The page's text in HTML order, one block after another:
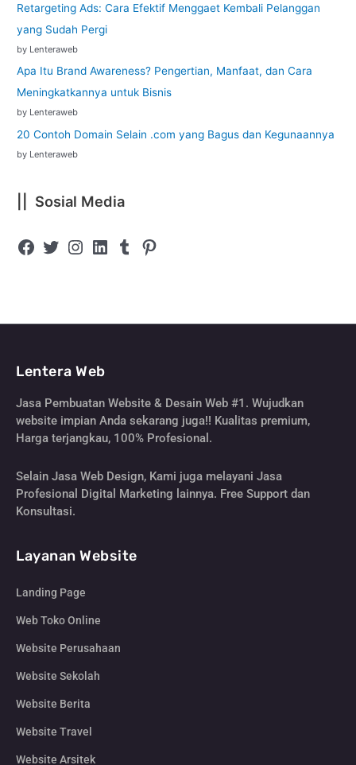
Retargeting Ads: Cara Efektif Menggaet Kembali Pelanggan
yang Sudah Pergi
by Lenteraweb
Apa Itu Brand Awareness? Pengertian, Manfaat, dan Cara
Meningkatkannya untuk Bisnis
by Lenteraweb
20 Contoh Domain Selain .com yang Bagus dan Kegunaannya
by Lenteraweb
|| Sosial Media
Lentera Web
Jasa Pembuatan Website & Desain Web #1. Wujudkan
website impian Anda sekarang juga!! Kualitas premium,
Harga terjangkau, 100% Profesional.
Selain Jasa Web Design, Kami juga melayani Jasa
Profesional Digital Marketing lainnya. Free Support dan
Konsultasi.
Layanan Website
Landing Page
Web Toko Online
Website Perusahaan
Website Sekolah
Website Berita
Website Travel
Website Arsitek